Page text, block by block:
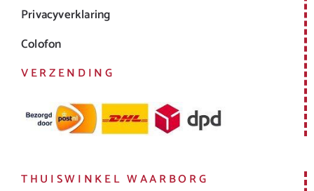
Privacyverklaring
Colofon
VERZENDING
THUISWINKEL WAARBORG